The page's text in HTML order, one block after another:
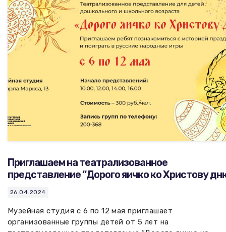
Вакансии музея
Независимая оценка
Проекты и программы
Научные издания
Фонды и коллекции
Дирекция
Ледокол Ангара
Музей В.Г. Распутина
КПЦ им. свт. Иннокентия (Вениаминова)
Научно-фондовый отдел
Мемориальный дом А.М. Тюрюмина
Музеи региона
Повышение квалификации
Передвижные выставки
Отчетность
Профессиональные мероприятия
Приглашаем на театрализованное
представление “Дорого яичко ко Христову
26.04.2024
Музейная студия с 6 по 12 мая приглашает
организованные группы детей от 5 лет на